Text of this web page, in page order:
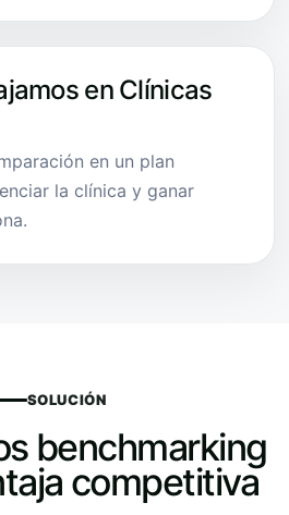
en Clínicas
en un plan
la clínica y ganar
SOLUCIÓN
benchmarking
competitiva